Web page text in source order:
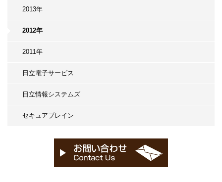
2013年
2012年
2011年
日立電子サービス
日立情報システムズ
セキュアブレイン